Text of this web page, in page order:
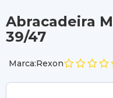
Abracadeira
39/47
Marca:Rexon